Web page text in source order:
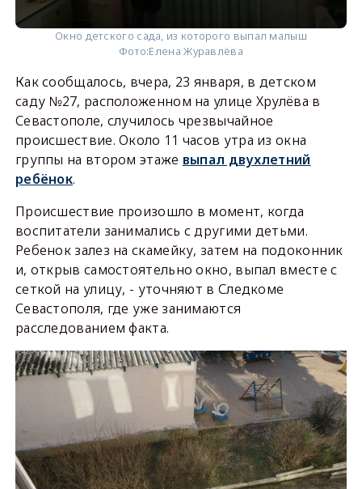
Окно детского сада, из которого выпал малыш
Фото:Елена Журавлёва
Как сообщалось, вчера, 23 января, в детском
саду №27, расположенном на улице Хрулёва в
Севастополе, случилось чрезвычайное
происшествие. Около 11 часов утра из окна
группы на втором этаже выпал двухлетний
ребёнок.
Происшествие произошло в момент, когда
воспитатели занимались с другими детьми.
Ребенок залез на скамейку, затем на подоконник
и, открыв самостоятельно окно, выпал вместе с
сеткой на улицу, - уточняют в Следкоме
Севастополя, где уже занимаются
расследованием факта.